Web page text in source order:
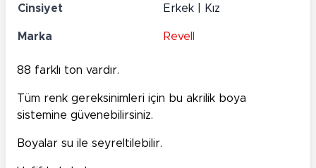
Cinsiyet Erkek | Kız
Marka Revell
88 farklı ton vardır.
Tüm renk gereksinimleri için bu akrilik boya
sistemine güvenebilirsiniz.
Boyalar su ile seyreltilebilir.